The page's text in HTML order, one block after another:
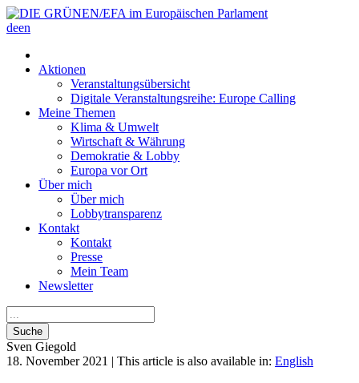
deen
Aktionen
Veranstaltungsübersicht
Digitale Veranstaltungsreihe: Europe Calling
Meine Themen
Klima & Umwelt
Wirtschaft & Währung
Demokratie & Lobby
Europa vor Ort
Über mich
Über mich
Lobbytransparenz
Kontakt
Kontakt
Presse
Mein Team
Newsletter
Suche
Sven Giegold
18. November 2021 | This article is also available in: English